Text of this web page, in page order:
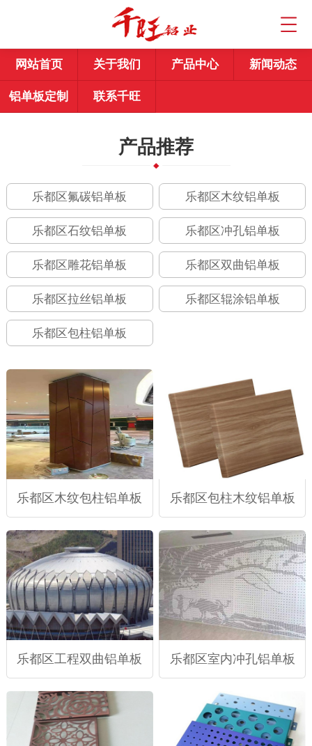
网站首页 关于我们 产品中心 新闻动态
铝单板定制 联系千旺
产品推荐
乐都区氟碳铝单板 乐都区木纹铝单板
乐都区石纹铝单板 乐都区冲孔铝单板
乐都区雕花铝单板 乐都区双曲铝单板
乐都区拉丝铝单板 乐都区辊涂铝单板
乐都区包柱铝单板
乐都区木纹包柱铝单板 乐都区包柱木纹铝单板
乐都区工程双曲铝单板 乐都区室内冲孔铝单板